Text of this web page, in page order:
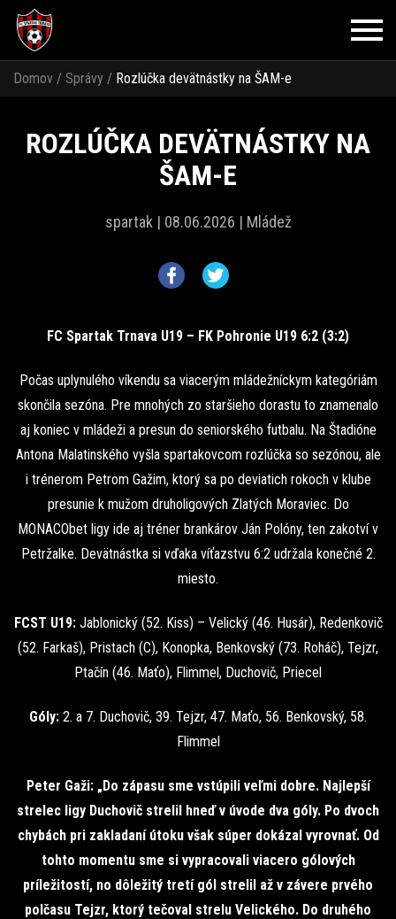
Domov / Správy / Rozlúčka devätnástky na ŠAM-e
ROZLÚČKA DEVÄTNÁSTKY NA
ŠAM-E
spartak | 08.06.2026 | Mládež
FC Spartak Trnava U19 – FK Pohronie U19 6:2 (3:2)
Počas uplynulého víkendu sa viacerým mládežníckym kategóriám
skončila sezóna. Pre mnohých zo staršieho dorastu to znamenalo
aj koniec v mládeži a presun do seniorského futbalu. Na Štadióne
Antona Malatinského vyšla spartakovcom rozlúčka so sezónou, ale
i trénerom Petrom Gažim, ktorý sa po deviatich rokoch v klube
presunie k mužom druholigových Zlatých Moraviec. Do
MONACObet ligy ide aj tréner brankárov Ján Polóny, ten zakotví v
Petržalke. Devätnástka si vďaka víťazstvu 6:2 udržala konečné 2.
miesto.
FCST U19: Jablonický (52. Kiss) – Velický (46. Husár), Redenkovič
(52. Farkaš), Pristach (C), Konopka, Benkovský (73. Roháč), Tejzr,
Ptačín (46. Maťo), Flimmel, Duchovič, Priecel
Góly: 2. a 7. Duchovič, 39. Tejzr, 47. Maťo, 56. Benkovský, 58.
Flimmel
Peter Gaži: „Do zápasu sme vstúpili veľmi dobre. Najlepší
strelec ligy Duchovič strelil hneď v úvode dva góly. Po dvoch
chybách pri zakladaní útoku však súper dokázal vyrovnať. Od
tohto momentu sme si vypracovali viacero gólových
príležitostí, no dôležitý tretí gól strelil až v závere prvého
polčasu Tejzr, ktorý tečoval strelu Velického. Do druhého